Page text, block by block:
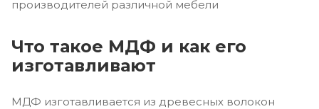
производителей различной мебели
Что такое МДФ и как его
изготавливают
МДФ изготавливается из древесных волокон